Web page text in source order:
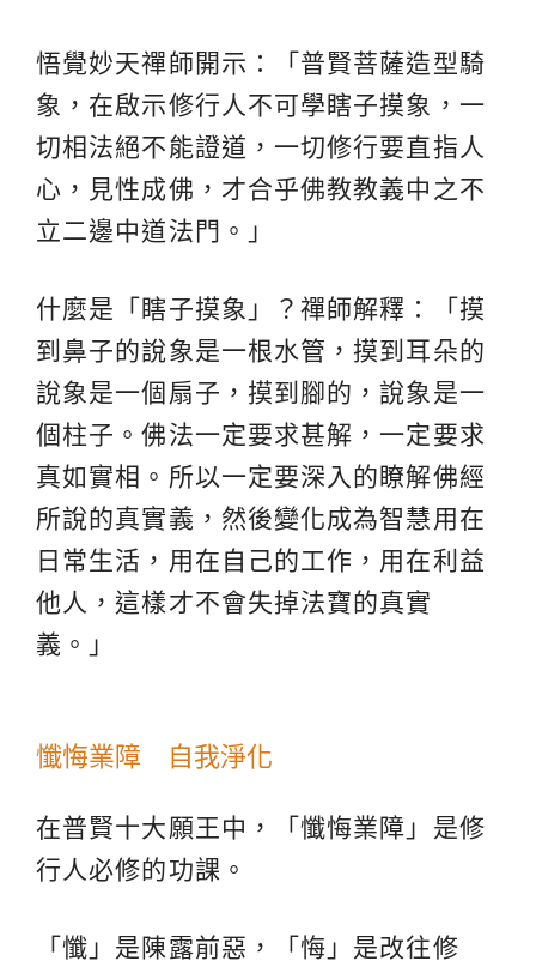
悟覺妙天禪師開示：「普賢菩薩造型騎
象，在啟示修行人不可學瞎子摸象，一
切相法絕不能證道，一切修行要直指人
心，見性成佛，才合乎佛教教義中之不
立二邊中道法門。」
什麼是「瞎子摸象」？禪師解釋：「摸
到鼻子的說象是一根水管，摸到耳朵的
說象是一個扇子，摸到腳的，說象是一
個柱子。佛法一定要求甚解，一定要求
真如實相。所以一定要深入的瞭解佛經
所說的真實義，然後變化成為智慧用在
日常生活，用在自己的工作，用在利益
他人，這樣才不會失掉法寶的真實
義。」
懺悔業障 自我淨化
在普賢十大願王中，「懺悔業障」是修
行人必修的功課。
「懺」是陳露前惡，「悔」是改往修